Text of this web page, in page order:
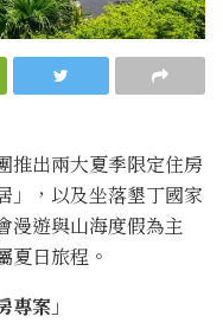
推出兩大夏季限定住房
」，以及坐落墾丁國家
漫遊與山海度假為主
夏日旅程。
案」